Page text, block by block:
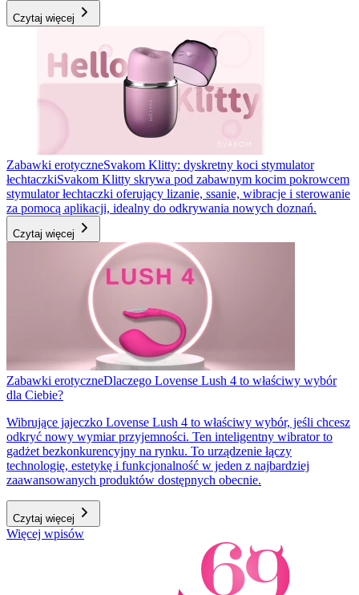
Czytaj więcej
Zabawki erotyczneSvakom Klitty: dyskretny koci stymulator
łechtaczkiSvakom Klitty skrywa pod zabawnym kocim pokrowcem
stymulator łechtaczki oferujący lizanie, ssanie, wibracje i sterowanie
za pomocą aplikacji, idealny do odkrywania nowych doznań.
Czytaj więcej
Zabawki erotyczneDlaczego Lovense Lush 4 to właściwy wybór
dla Ciebie?
Wibrujące jajeczko Lovense Lush 4 to właściwy wybór, jeśli chcesz
odkryć nowy wymiar przyjemności. Ten inteligentny wibrator to
gadżet bezkonkurencyjny na rynku. To urządzenie łączy
technologię, estetykę i funkcjonalność w jeden z najbardziej
zaawansowanych produktów dostępnych obecnie.
Czytaj więcej
Więcej wpisów